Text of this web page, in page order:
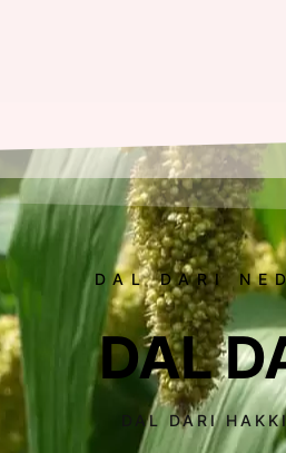
DAL DARI
DAL
DAL DARI